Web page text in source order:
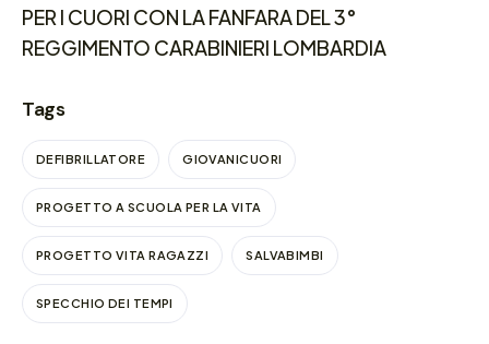
PER I CUORI CON LA FANFARA DEL 3°
REGGIMENTO CARABINIERI LOMBARDIA
Tags
DEFIBRILLATORE GIOVANICUORI
PROGETTO A SCUOLA PER LA VITA
PROGETTO VITA RAGAZZI SALVABIMBI
SPECCHIO DEI TEMPI